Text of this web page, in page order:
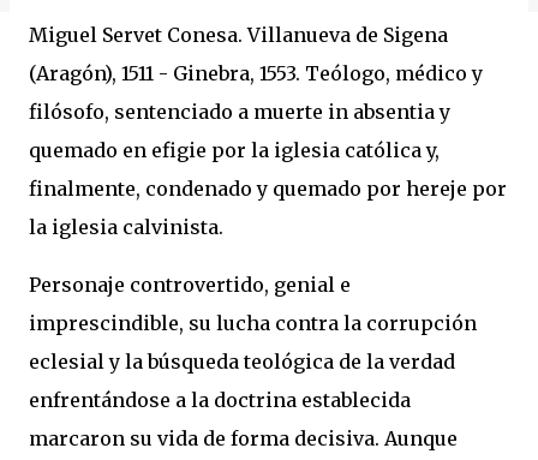
Miguel Servet Conesa. Villanueva de Sigena
(Aragón), 1511 - Ginebra, 1553. Teólogo, médico y
filósofo, sentenciado a muerte in absentia y
quemado en efigie por la iglesia católica y,
finalmente, condenado y quemado por hereje por
la iglesia calvinista.
Personaje controvertido, genial e
imprescindible, su lucha contra la corrupción
eclesial y la búsqueda teológica de la verdad
enfrentándose a la doctrina establecida
marcaron su vida de forma decisiva. Aunque